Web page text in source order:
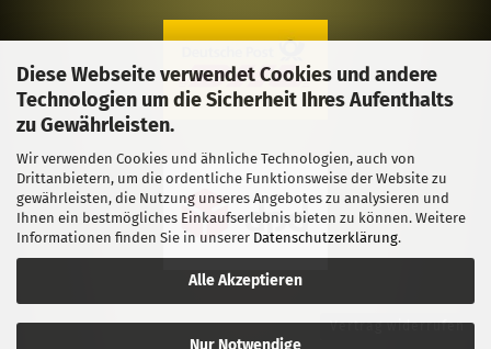
Diese Webseite verwendet Cookies und andere
Technologien um die Sicherheit Ihres Aufenthalts
zu Gewährleisten.
Wir verwenden Cookies und ähnliche Technologien, auch von
Drittanbietern, um die ordentliche Funktionsweise der Website zu
gewährleisten, die Nutzung unseres Angebotes zu analysieren und
Ihnen ein bestmögliches Einkaufserlebnis bieten zu können. Weitere
Informationen finden Sie in unserer Datenschutzerklärung.
Alle Akzeptieren
Nur Notwendige
Vertrag widerrufen